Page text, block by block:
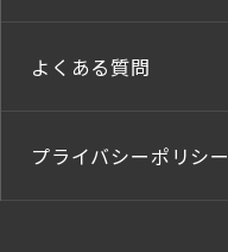
よくある質問
プライバシーポリシー